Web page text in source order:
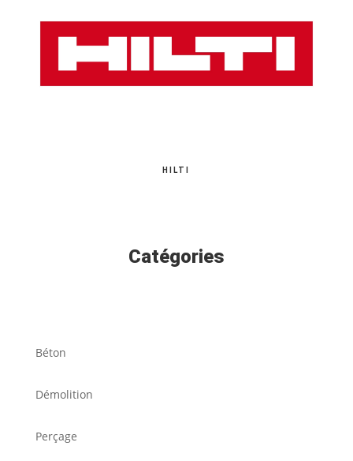
HILTI
Catégories
Béton
Démolition
Perçage